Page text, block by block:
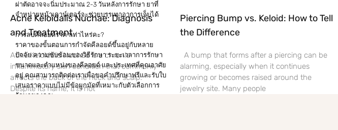
ผ่าตัดอาจจะนิ่มประมาณ 2-3 วันหลังการรักษา ยาที่
จำหน่ายหน้าเคาน์เตอร์จะช่วยบรรเทาอาการเจ็บได้
การลบคีลอยด์ราคาเท่าไหร่คะ?
ราคาของขั้นตอนการกำจัดคีลอยด์ขึ้นอยู่กับหลาย
ปัจจัย ความซับซ้อนของวิธีรักษา ระยะเวลาการรักษา
ขนาดและตำแหน่งของคีลอยด์ และประเทศที่คุณอาศัย
อยู่ คุณสามารถติดต่อเราเพื่อขอคำปรึกษาฟรีและรับใบ
เสนอราคาแบบไม่มีข้อผูกมัดที่เหมาะกับตัวเลือกการ
รักษาของคุณ
Acne Keloidalis Nuchae: Diagnosis
and Treatment
Acne Keloidalis Nuchae is a chronic
inflammatory skin condition that commonly
affects the back of the neck and scalp.
Despite its name, it is not
Piercing Bump vs. Keloid: How to Tell
the Difference
A bump that forms after a piercing can be
alarming, especially when it continues
growing or becomes raised around the
jewelry site. Many people